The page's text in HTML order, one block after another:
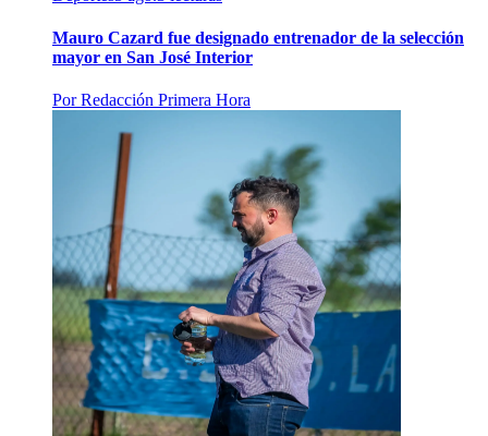
Mauro Cazard fue designado entrenador de la selección
mayor en San José Interior
PorRedacción Primera Hora